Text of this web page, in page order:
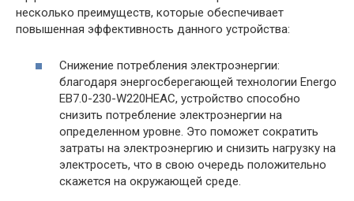
несколько преимуществ, которые обеспечивает
повышенная эффективность данного устройства:
Снижение потребления электроэнергии:
благодаря энергосберегающей технологии Energo
EB7.0-230-W220HЕAC, устройство способно
снизить потребление электроэнергии на
определенном уровне. Это поможет сократить
затраты на электроэнергию и снизить нагрузку на
электросеть, что в свою очередь положительно
скажется на окружающей среде.